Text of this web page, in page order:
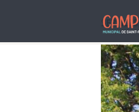
SERVICES